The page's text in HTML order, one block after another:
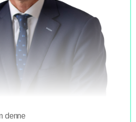
denne